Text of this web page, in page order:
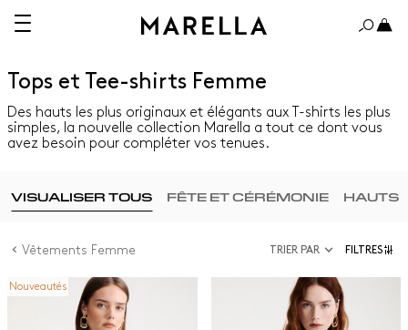
Tops et Tee-shirts Femme
Des hauts les plus originaux et élégants aux T-shirts les plus
simples, la nouvelle collection Marella a tout ce dont vous
avez besoin pour compléter vos tenues.
VISUALISER TOUS FÊTE ET CÉRÉMONIE HAUTS
Vêtements Femme TRIER PAR FILTRES
Nouveautés